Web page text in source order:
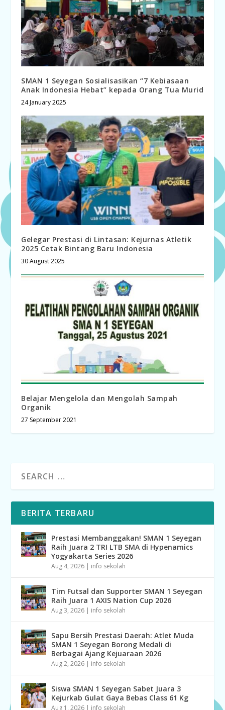
SMAN 1 Seyegan Sosialisasikan “7 Kebiasaan
Anak Indonesia Hebat” kepada Orang Tua Murid
24 January 2025
Gelegar Prestasi di Lintasan: Kejurnas Atletik
2025 Cetak Bintang Baru Indonesia
30 August 2025
Belajar Mengelola dan Mengolah Sampah
Organik
27 September 2021
BERITA TERBARU
Prestasi Membanggakan! SMAN 1 Seyegan
Raih Juara 2 TRI LTB SMA di Hypenamics
Yogyakarta Series 2026
Aug 4, 2026 | info sekolah
Tim Futsal dan Supporter SMAN 1 Seyegan
Raih Juara 1 AXIS Nation Cup 2026
Aug 3, 2026 | info sekolah
Sapu Bersih Prestasi Daerah: Atlet Muda
SMAN 1 Seyegan Borong Medali di
Berbagai Ajang Kejuaraan 2026
Aug 2, 2026 | info sekolah
Siswa SMAN 1 Seyegan Sabet Juara 3
Kejurkab Gulat Gaya Bebas Class 61 Kg
Aug 1, 2026 | info sekolah